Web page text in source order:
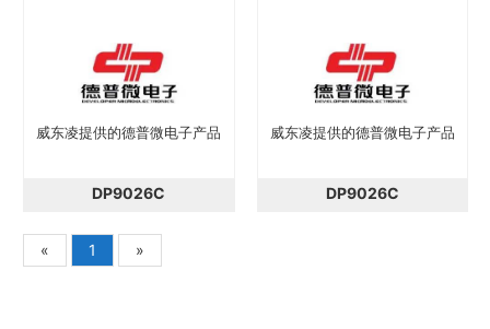
威东凌提供的德普微电子产品
DP9026C
威东凌提供的德普微电子产品
DP9026C
« 1 »